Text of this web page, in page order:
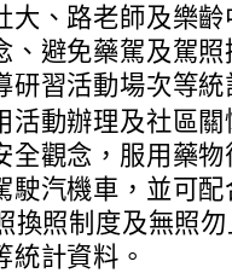
大、路老師及樂
、避免藥駕及駕
研習活動場次等
活動辦理及社區
全觀念，服用藥
駛汽機車，並可
換照制度及無照
統計資料。